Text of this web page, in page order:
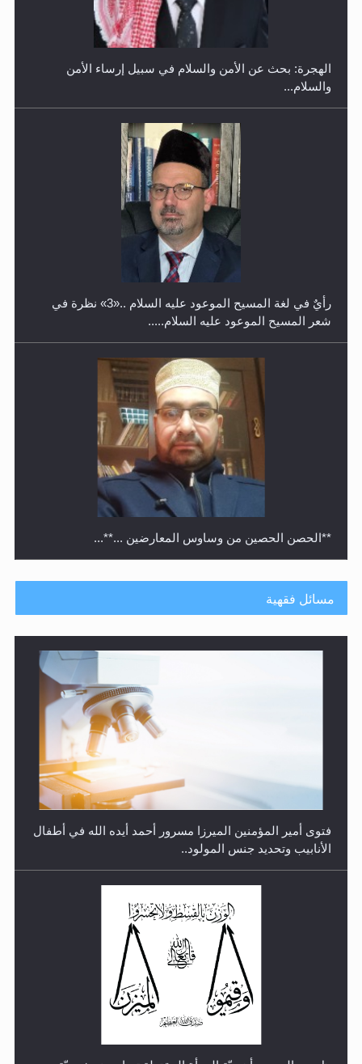
معرض القرآن الكريم لمدة ثلاثين يوما في مكتبة مدينة
ريهيماكي في فنلند
رأيٌ في لغة المسيح الموعود عليه السلام ..«3» نظرة في
شعر المسيح الموعود عليه السلام.....
**الحصن الحصين من وساوس المعارضين ...**...
متطلَّبات التّحريك الجديد...
رأيٌ في لغة المسيح الموعود عليه السلام.. 4...
الهجرة: بحث عن الأمن والسلام في سبيل إرساء الأمن
مسائل فقهية
هل من الصحيح أن ديّة المرأة المقتولة تساوي نصف ديّة
الرجل المقتول؟
هل تعتبر الأشفار الاصطناعية (الرموش الاصطناعية) والأظافر